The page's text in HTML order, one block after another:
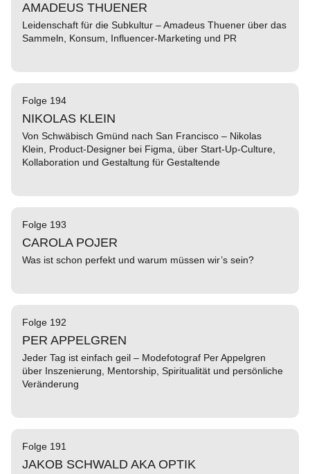
AMADEUS THUENER
Leidenschaft für die Subkultur – Amadeus Thuener über das
Sammeln, Konsum, Influencer-Marketing und PR
Folge 194
NIKOLAS KLEIN
Von Schwäbisch Gmünd nach San Francisco – Nikolas
Klein, Product-Designer bei Figma, über Start-Up-Culture,
Kollaboration und Gestaltung für Gestaltende
Folge 193
CAROLA POJER
Was ist schon perfekt und warum müssen wir’s sein?
Folge 192
PER APPELGREN
Jeder Tag ist einfach geil – Modefotograf Per Appelgren
über Inszenierung, Mentorship, Spiritualität und persönliche
Veränderung
Folge 191
JAKOB SCHWALD AKA OPTIK